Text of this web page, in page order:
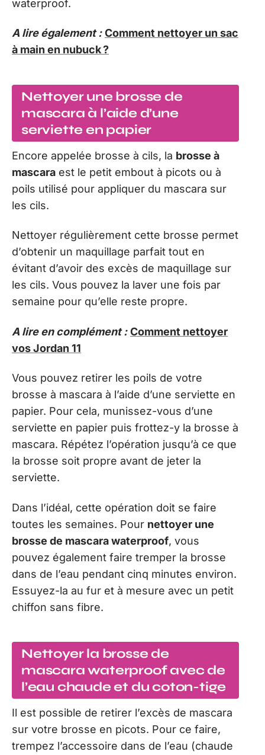
waterproof.
A lire également : Comment nettoyer un sac
à main en nubuck ?
Nettoyer une brosse de
mascara à l’aide d’une
serviette en papier
Encore appelée brosse à cils, la brosse à
mascara est le petit embout à picots ou à
poils utilisé pour appliquer du mascara sur
les cils.
Nettoyer régulièrement cette brosse permet
d’obtenir un maquillage parfait tout en
évitant d’avoir des excès de maquillage sur
les cils. Vous pouvez la laver une fois par
semaine pour qu’elle reste propre.
A lire en complément : Comment nettoyer
vos Jordan 11
Vous pouvez retirer les poils de votre
brosse à mascara à l’aide d’une serviette en
papier. Pour cela, munissez-vous d’une
serviette en papier puis frottez-y la brosse à
mascara. Répétez l’opération jusqu’à ce que
la brosse soit propre avant de jeter la
serviette.
Dans l’idéal, cette opération doit se faire
toutes les semaines. Pour nettoyer une
brosse de mascara waterproof, vous
pouvez également faire tremper la brosse
dans de l’eau pendant cinq minutes environ.
Essuyez-la au fur et à mesure avec un petit
chiffon sans fibre.
Nettoyer la brosse de
mascara waterproof avec de
l’eau chaude et du coton-tige
Il est possible de retirer l’excès de mascara
sur votre brosse en picots. Pour ce faire,
trempez l’accessoire dans de l’eau (chaude